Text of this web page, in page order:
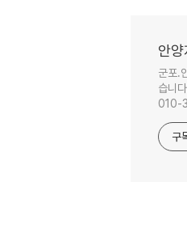
안
군포.
습니
010-
구